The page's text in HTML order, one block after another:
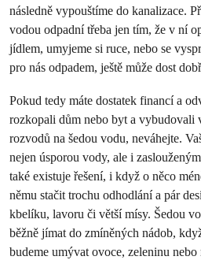
následně vypouštíme do kanalizace.
vodou odpadní třeba jen tím, že v ní
jídlem, umyjeme si ruce, nebo se
pro nás odpadem, ještě může dost
Pokud tedy máte dostatek financí a
rozkopali dům nebo byt a vybudovali
rozvodů na šedou vodu, neváhejte.
nejen úsporou vody, ale i
také existuje řešení, i když o něco
němu stačit trochu odhodlání a pár
kbelíku, lavoru či větší mísy. Šedou
běžně jímat do zmíněných nádob,
budeme umývat ovoce, zeleninu